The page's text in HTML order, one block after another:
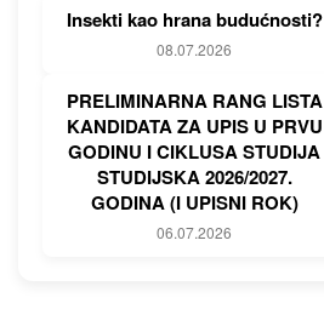
Insekti kao hrana budućnosti?
08.07.2026
PRELIMINARNA RANG LISTA
KANDIDATA ZA UPIS U PRVU
GODINU I CIKLUSA STUDIJA
STUDIJSKA 2026/2027.
GODINA (I UPISNI ROK)
06.07.2026